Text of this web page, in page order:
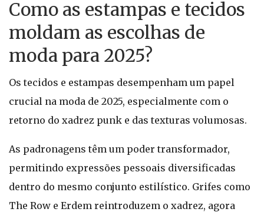
Como as estampas e tecidos
moldam as escolhas de
moda para 2025?
Os tecidos e estampas desempenham um papel
crucial na moda de 2025, especialmente com o
retorno do xadrez punk e das texturas volumosas.
As padronagens têm um poder transformador,
permitindo expressões pessoais diversificadas
dentro do mesmo conjunto estilístico. Grifes como
The Row e Erdem reintroduzem o xadrez, agora